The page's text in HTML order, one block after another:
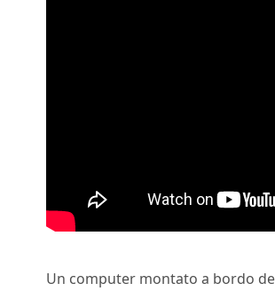
Un computer montato a bordo